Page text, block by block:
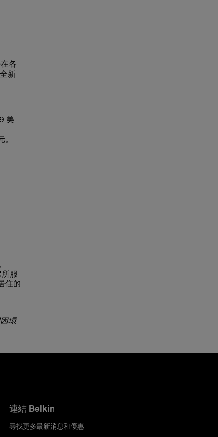
各
新
美
服
住的
環
連結 Belkin
尋找更多最新消息和優惠